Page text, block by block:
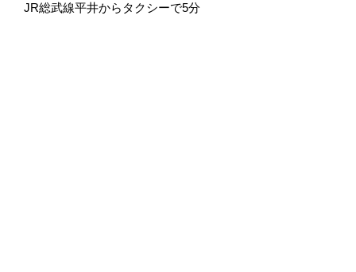
JR総武線平井からタクシーで5分